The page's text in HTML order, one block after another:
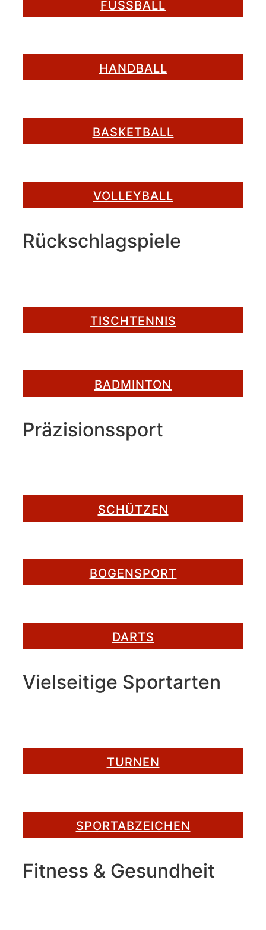
FUSSBALL
HANDBALL
BASKETBALL
VOLLEYBALL
Rückschlagspiele
TISCHTENNIS
BADMINTON
Präzisionssport
SCHÜTZEN
BOGENSPORT
DARTS
Vielseitige Sportarten
TURNEN
SPORTABZEICHEN
Fitness & Gesundheit